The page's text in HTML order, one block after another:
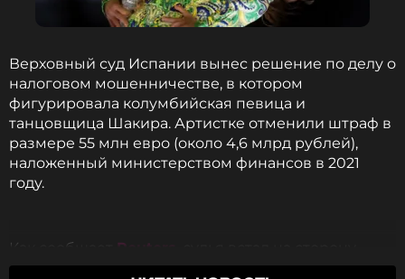
Верховный суд Испании вынес решение по делу о
налоговом мошенничестве, в котором
фигурировала колумбийская певица и
танцовщица Шакира. Артистке отменили штраф в
размере 55 млн евро (около 4,6 млрд рублей),
наложенный министерством финансов в 2021
году.
Как сообщает Reuters
Шакиры, и теперь ведомство обязано возместить